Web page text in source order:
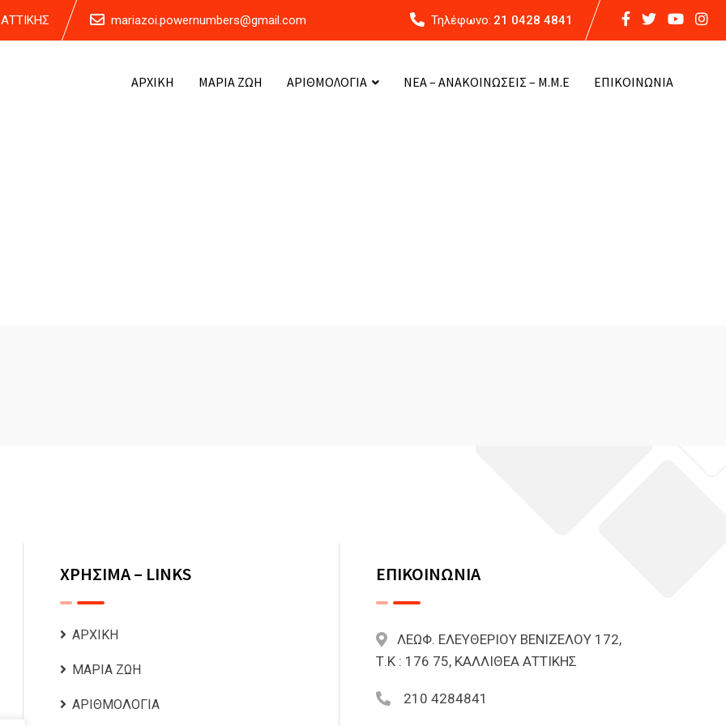
mariazoi.powernumbers@gmail.com Τηλέφωνο: 21 0428 4841
ΑΡΧΙΚΗ ΜΑΡΙΑ ΖΩΗ ΑΡΙΘΜΟΛΟΓΙΑ ΝΕΑ – ΑΝΑΚΟΙΝΩΣΕΙΣ – Μ.Μ.Ε ΕΠΙΚΟΙΝΩΝΙΑ
ΧΡΗΣΙΜΑ – LINKS
ΑΡΧΙΚΗ
ΜΑΡΙΑ ΖΩΗ
ΑΡΙΘΜΟΛΟΓΙΑ
ΕΠΙΚΟΙΝΩΝΙΑ
ΛΕΩΦ. ΕΛΕΥΘΕΡΙΟΥ ΒΕΝΙΖΕΛΟΥ 172,
Τ.Κ : 176 75, ΚΑΛΛΙΘΕΑ ΑΤΤΙΚΗΣ
210 4284841